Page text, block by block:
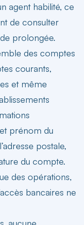
agent habilité, ce
de consulter
prolongée.
des comptes
courants,
et même
prénom du
postale,
du compte.
des opérations,
bancaires ne